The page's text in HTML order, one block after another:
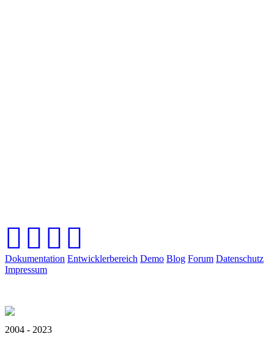
Dokumentation Entwicklerbereich Demo Blog Forum Datenschutz
Impressum
2004 - 2023